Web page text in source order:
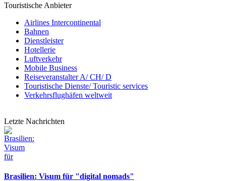
Touristische Anbieter
Airlines Intercontinental
Bahnen
Dienstleister
Hotellerie
Luftverkehr
Mobile Business
Reiseveranstalter A/ CH/ D
Touristische Dienste/ Touristic services
Verkehrsflughäfen weltweit
Letzte Nachrichten
Brasilien: Visum für "digital nomads"